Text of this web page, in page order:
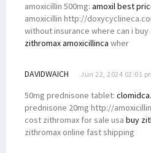
amoxicillin 500mg: amoxil best
amoxicillin http://
without insurance where can i
zithromax amoxicillinca wher
DAVIDWAICH Jun 22, 2024 02:01
50mg prednisone tablet:
prednisone 20mg http://
cost zithromax for sale usa buy
zithromax online fast shipping